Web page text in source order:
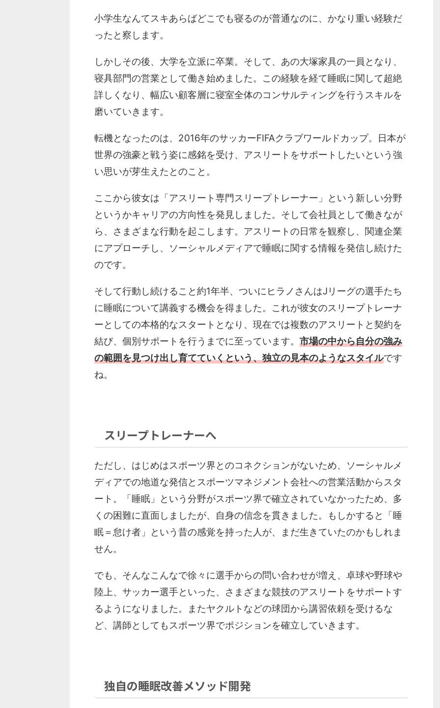
小学生なんてスキあらばどこでも寝るのが普通なのに、かなり重い経験だ
ったと察します。
しかしその後、大学を立派に卒業。そして、あの大塚家具の一員となり、
寝具部門の営業として働き始めました。この経験を経て睡眠に関して超絶
詳しくなり、幅広い顧客層に寝室全体のコンサルティングを行うスキルを
磨いていきます。
転機となったのは、2016年のサッカーFIFAクラブワールドカップ。日本が
世界の強豪と戦う姿に感銘を受け、アスリートをサポートしたいという強
い思いが芽生えたとのこと。
ここから彼女は「アスリート専門スリープトレーナー」という新しい分野
というかキャリアの方向性を発見しました。そして会社員として働きなが
ら、さまざまな行動を起こします。アスリートの日常を観察し、関連企業
にアプローチし、ソーシャルメディアで睡眠に関する情報を発信し続けた
のです。
そして行動し続けること約1年半、ついにヒラノさんはJリーグの選手たち
に睡眠について講義する機会を得ました。これが彼女のスリープトレーナ
ーとしての本格的なスタートとなり、現在では複数のアスリートと契約を
結び、個別サポートを行うまでに至っています。 市場の中から自分の強み
の範囲を見つけ出し育てていくという、独立の見本のようなスタイルです
ね。
スリープトレーナーへ
ただし、はじめはスポーツ界とのコネクションがないため、ソーシャルメ
ディアでの地道な発信とスポーツマネジメント会社への営業活動からスタ
ート。「睡眠」という分野がスポーツ界で確立されていなかったため、多
くの困難に直面しましたが、自身の信念を貫きました。もしかすると「睡
眠＝怠け者」という昔の感覚を持った人が、まだ生きていたのかもしれま
せん。
でも、そんなこんなで徐々に選手からの問い合わせが増え、卓球や野球や
陸上、サッカー選手といった、さまざまな競技のアスリートをサポートす
るようになりました。またヤクルトなどの球団から講習依頼を受けるな
ど、講師としてもスポーツ界でポジションを確立していきます。
独自の睡眠改善メソッド開発